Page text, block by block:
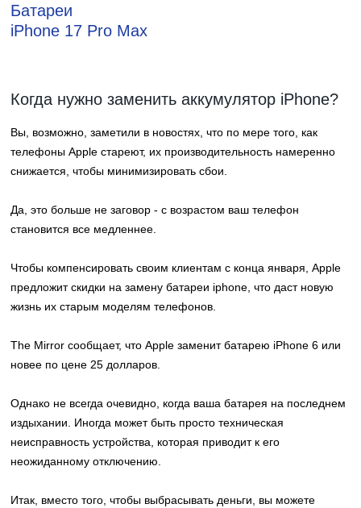
Батареи
iPhone 17 Pro Max
Когда нужно заменить аккумулятор iPhone?
Вы, возможно, заметили в новостях, что по мере того, как
телефоны Apple стареют, их производительность намеренно
снижается, чтобы минимизировать сбои.
Да, это больше не заговор - с возрастом ваш телефон
становится все медленнее.
Чтобы компенсировать своим клиентам с конца января, Apple
предложит скидки на замену батареи iphone , что даст новую
жизнь их старым моделям телефонов.
The Mirror сообщает, что Apple заменит батарею iPhone 6 или
новее по цене 25 долларов.
Однако не всегда очевидно, когда ваша батарея на последнем
издыхании. Иногда может быть просто техническая
неисправность устройства, которая приводит к его
неожиданному отключению.
Итак, вместо того, чтобы выбрасывать деньги, вы можете